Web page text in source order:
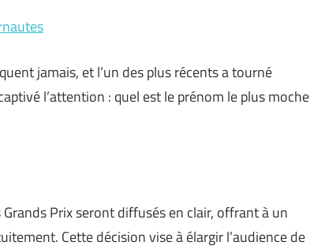
jamais, et l’un des plus récents a tourné
l’attention : quel est le prénom le plus moche
Prix seront diffusés en clair, offrant à un
Cette décision vise à élargir l’audience de